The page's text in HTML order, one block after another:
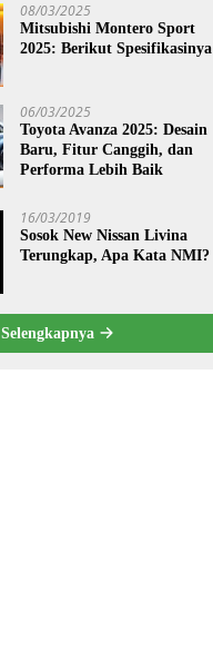
08/03/2025
Mitsubishi Montero Sport
2025: Berikut Spesifikasinya
06/03/2025
Toyota Avanza 2025: Desain
Baru, Fitur Canggih, dan
Performa Lebih Baik
16/03/2019
Sosok New Nissan Livina
Terungkap, Apa Kata NMI?
Selengkapnya